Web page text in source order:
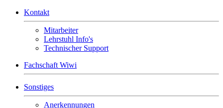
Kontakt
Mitarbeiter
Lehrstuhl Info's
Technischer Support
Fachschaft Wiwi
Sonstiges
Anerkennungen